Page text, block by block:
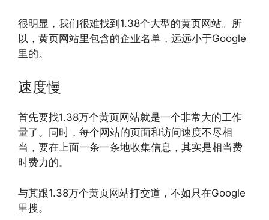
很明显，我们很难找到1.38个大型的黄页网站。所
以，黄页网站里包含的企业名单，远远小于Google
里的。
速度慢
首先要找1.38万个黄页网站就是一个非常大的工作
量了。同时，每个网站的页面和访问速度不尽相
当，要在上面一条一条地收集信息，其实是相当费
时费力的。
与其跟1.38万个黄页网站打交道，不如只在Google
里搜。